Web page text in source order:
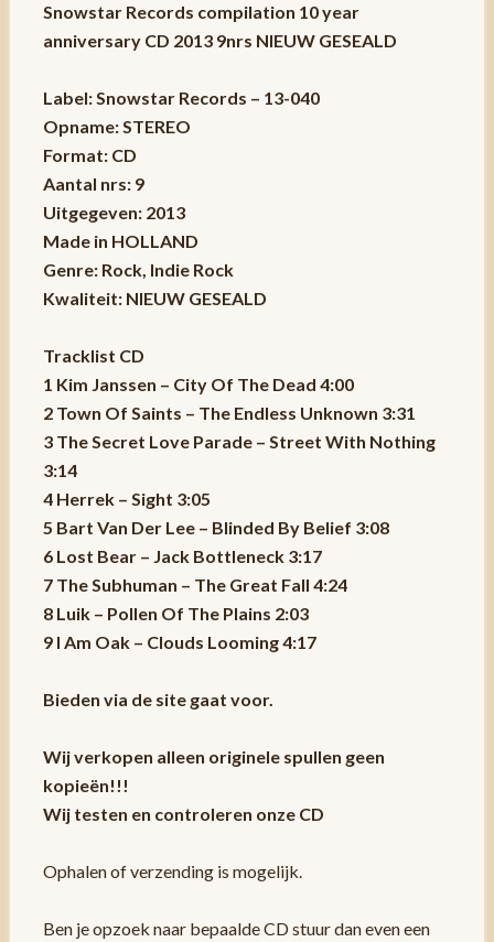
Snowstar Records compilation 10 year
anniversary CD 2013 9nrs NIEUW GESEALD
Label: Snowstar Records – 13-040
Opname: STEREO
Format: CD
Aantal nrs: 9
Uitgegeven: 2013
Made in HOLLAND
Genre: Rock, Indie Rock
Kwaliteit: NIEUW GESEALD
Tracklist CD
1 Kim Janssen – City Of The Dead 4:00
2 Town Of Saints – The Endless Unknown 3:31
3 The Secret Love Parade – Street With Nothing
3:14
4 Herrek – Sight 3:05
5 Bart Van Der Lee – Blinded By Belief 3:08
6 Lost Bear – Jack Bottleneck 3:17
7 The Subhuman – The Great Fall 4:24
8 Luik – Pollen Of The Plains 2:03
9 I Am Oak – Clouds Looming 4:17
Bieden via de site gaat voor.
Wij verkopen alleen originele spullen geen
kopieën!!!
Wij testen en controleren onze CD
Ophalen of verzending is mogelijk.
Ben je opzoek naar bepaalde CD stuur dan even een